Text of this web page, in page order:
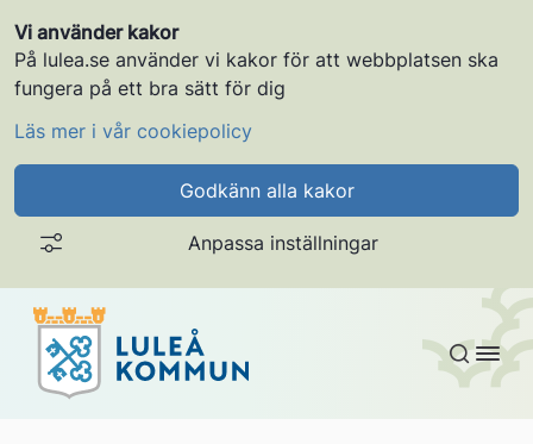
Vi använder kakor
På lulea.se använder vi kakor för att webbplatsen ska
fungera på ett bra sätt för dig
Läs mer i vår cookiepolicy
Godkänn alla kakor
Anpassa inställningar
Gå till innehållet